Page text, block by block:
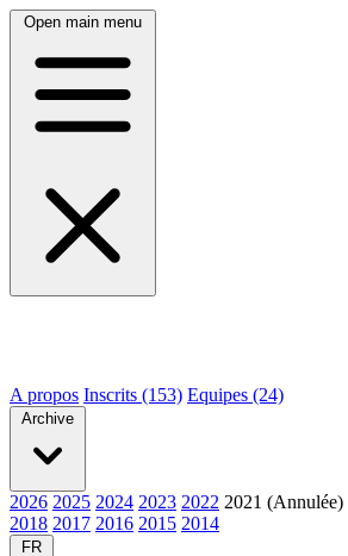
Open main menu
A propos Inscrits (153) Equipes (24)
Archive
2026 2025 2024 2023 2022 2021 (Annulée)
2018 2017 2016 2015 2014
FR